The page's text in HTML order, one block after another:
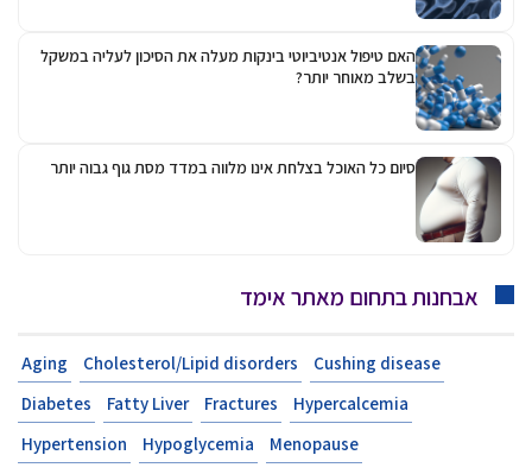
האם טיפול אנטיביוטי בינקות מעלה את הסיכון לעליה במשקל
בשלב מאוחר יותר?
סיום כל האוכל בצלחת אינו מלווה במדד מסת גוף גבוה יותר
אבחנות בתחום מאתר אימד
Aging Cholesterol/Lipid disorders
Cushing disease
Diabetes
Fatty Liver Fractures
Hypercalcemia
Hypertension
Hypoglycemia
Menopause